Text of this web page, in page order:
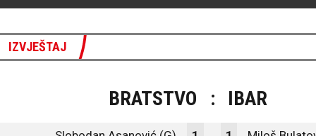
IZVJEŠTAJ
BRATSTVO : IBAR